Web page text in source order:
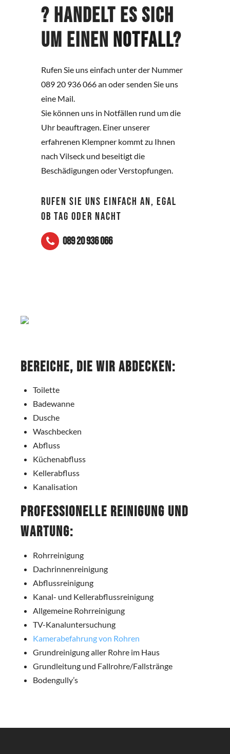
? Handelt es sich
um einen Notfall?
Rufen Sie uns einfach unter der Nummer
089 20 936 066 an oder senden Sie uns
eine Mail.
Sie können uns in Notfällen rund um die
Uhr beauftragen. Einer unserer
erfahrenen Klempner kommt zu Ihnen
nach Vilseck und beseitigt die
Beschädigungen oder Verstopfungen.
RUFEN SIE UNS EINFACH AN, EGAL
OB TAG ODER NACHT
089 20 936 066
Bereiche, die wir abdecken:
Toilette
Badewanne
Dusche
Waschbecken
Abfluss
Küchenabfluss
Kellerabfluss
Kanalisation
Professionelle Reinigung und
Wartung:
Rohrreinigung
Dachrinnenreinigung
Abflussreinigung
Kanal- und Kellerabflussreinigung
Allgemeine Rohrreinigung
TV-Kanaluntersuchung
Kamerabefahrung von Rohren
Grundreinigung aller Rohre im Haus
Grundleitung und Fallrohre/Fallstränge
Bodengully’s